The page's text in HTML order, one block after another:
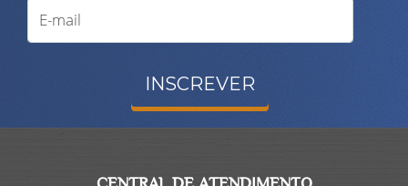
INSCREVER